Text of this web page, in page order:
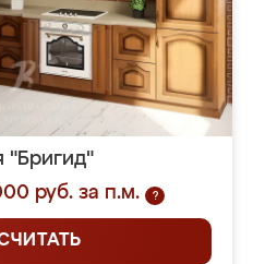
"Бригид"
руб. за п.м.
?